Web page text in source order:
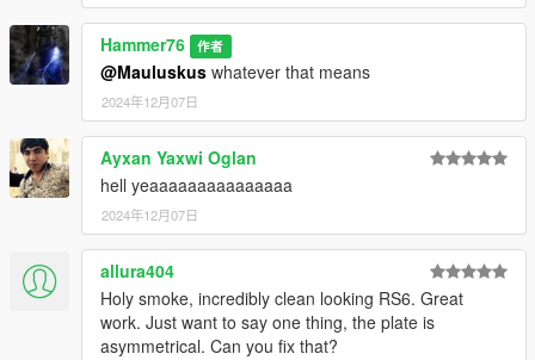
Hammer76 作者
@Mauluskus whatever that means
2024年12月07日
Ayxan Yaxwi Oglan
hell yeaaaaaaaaaaaaaaa
2024年12月07日
allura404
Holy smoke, incredibly clean looking RS6. Great
work. Just want to say one thing, the plate is
asymmetrical. Can you fix that?